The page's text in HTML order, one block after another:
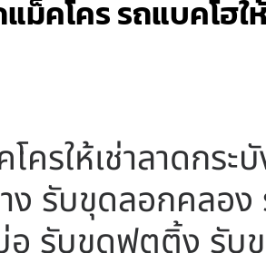
ม็คโคร รถแบคโฮใ
รให้เช่าลาดกระบั
ง รับขุดลอกคลอง
อ รับขุดฟุตติ้ง รับ